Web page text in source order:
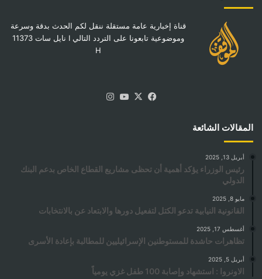
قناة إخبارية عامة مستقلة ننقل لكم الحدث بدقة وسرعة
وموضوعية تابعونا على التردد التالي I نايل سات 11373
H
فيسبوك
‫X
‫YouTube
المقالات الشائعة
أبريل 13, 2025
رئيس الوزراء يؤكد أهمية أن تحظى مشاريع القطاع الخاص بدعم البنك
الدولي
مايو 8, 2025
القانونية النيابية تدعو الكتل لتفعيل دورها والابتعاد عن بالانتخابات
أغسطس 17, 2025
تظاهرات حاشدة للمستوطنين الإسرائيليين للمطالبة بإعادة الأسرى
أبريل 5, 2025
الاونروا : استشهاد وإصابة 100 طفل غزي يومياً